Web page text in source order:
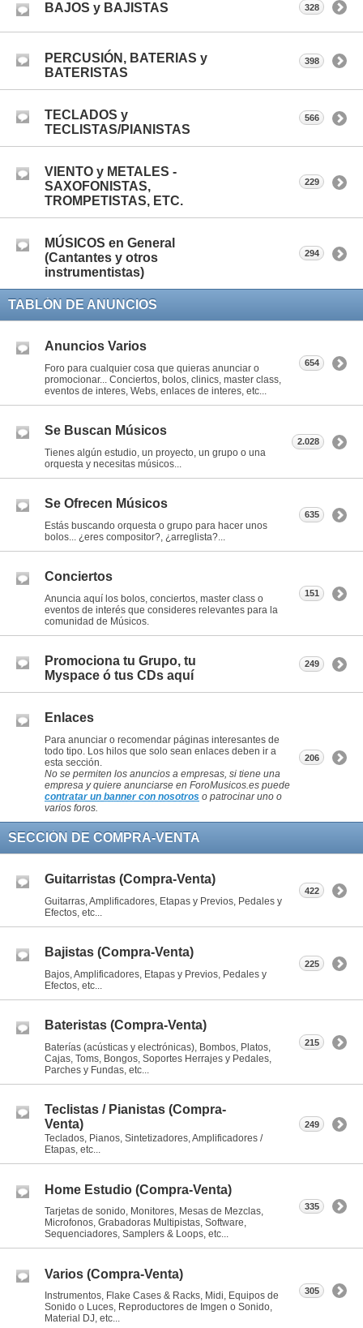
BAJOS y BAJISTAS 328
PERCUSIÓN, BATERIAS y
BATERISTAS
398
TECLADOS y
TECLISTAS/PIANISTAS
566
VIENTO y METALES -
SAXOFONISTAS,
TROMPETISTAS, ETC.
229
MÚSICOS en General
(Cantantes y otros
instrumentistas)
294
TABLÓN DE ANUNCIOS
Anuncios Varios
Foro para cualquier cosa que quieras anunciar o
promocionar... Conciertos, bolos, clinics, master class,
eventos de interes, Webs, enlaces de interes, etc...
654
Se Buscan Músicos
Tienes algún estudio, un proyecto, un grupo o una
orquesta y necesitas músicos...
2.028
Se Ofrecen Músicos
Estás buscando orquesta o grupo para hacer unos
bolos... ¿eres compositor?, ¿arreglista?...
635
Conciertos
Anuncia aquí los bolos, conciertos, master class o
eventos de interés que consideres relevantes para la
comunidad de Músicos.
151
Promociona tu Grupo, tu
Myspace ó tus CDs aquí
249
Enlaces
Para anunciar o recomendar páginas interesantes de
todo tipo. Los hilos que solo sean enlaces deben ir a
esta sección.
No se permiten los anuncios a empresas, si tiene una
empresa y quiere anunciarse en ForoMusicos.es puede
contratar un banner con nosotros o patrocinar uno o
varios foros.
206
SECCIÓN DE COMPRA-VENTA
Guitarristas (Compra-Venta)
Guitarras, Amplificadores, Etapas y Previos, Pedales y
Efectos, etc...
422
Bajistas (Compra-Venta)
Bajos, Amplificadores, Etapas y Previos, Pedales y
Efectos, etc...
225
Bateristas (Compra-Venta)
Baterías (acústicas y electrónicas), Bombos, Platos,
Cajas, Toms, Bongos, Soportes Herrajes y Pedales,
Parches y Fundas, etc...
215
Teclistas / Pianistas (Compra-
Venta)
Teclados, Pianos, Sintetizadores, Amplificadores /
Etapas, etc...
249
Home Estudio (Compra-Venta)
Tarjetas de sonido, Monitores, Mesas de Mezclas,
Microfonos, Grabadoras Multipistas, Software,
Sequenciadores, Samplers & Loops, etc...
335
Varios (Compra-Venta)
Instrumentos, Flake Cases & Racks, Midi, Equipos de
Sonido o Luces, Reproductores de Imgen o Sonido,
Material DJ, etc...
305